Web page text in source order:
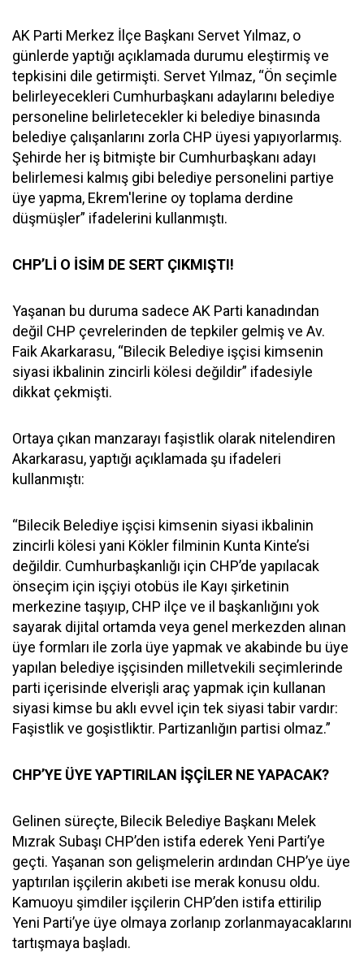
AK Parti Merkez İlçe Başkanı Servet Yılmaz, o
günlerde yaptığı açıklamada durumu eleştirmiş ve
tepkisini dile getirmişti. Servet Yılmaz, “Ön seçimle
belirleyecekleri Cumhurbaşkanı adaylarını belediye
personeline belirletecekler ki belediye binasında
belediye çalışanlarını zorla CHP üyesi yapıyorlarmış.
Şehirde her iş bitmişte bir Cumhurbaşkanı adayı
belirlemesi kalmış gibi belediye personelini partiye
üye yapma, Ekrem'lerine oy toplama derdine
düşmüşler” ifadelerini kullanmıştı.
CHP’Lİ O İSİM DE SERT ÇIKMIŞTI!
Yaşanan bu duruma sadece AK Parti kanadından
değil CHP çevrelerinden de tepkiler gelmiş ve Av.
Faik Akarkarasu, “Bilecik Belediye işçisi kimsenin
siyasi ikbalinin zincirli kölesi değildir” ifadesiyle
dikkat çekmişti.
Ortaya çıkan manzarayı faşistlik olarak nitelendiren
Akarkarasu, yaptığı açıklamada şu ifadeleri
kullanmıştı:
“Bilecik Belediye işçisi kimsenin siyasi ikbalinin
zincirli kölesi yani Kökler filminin Kunta Kinte’si
değildir. Cumhurbaşkanlığı için CHP’de yapılacak
önseçim için işçiyi otobüs ile Kayı şirketinin
merkezine taşıyıp, CHP ilçe ve il başkanlığını yok
sayarak dijital ortamda veya genel merkezden alınan
üye formları ile zorla üye yapmak ve akabinde bu üye
yapılan belediye işçisinden milletvekili seçimlerinde
parti içerisinde elverişli araç yapmak için kullanan
siyasi kimse bu aklı evvel için tek siyasi tabir vardır:
Faşistlik ve goşistliktir. Partizanlığın partisi olmaz.”
CHP’YE ÜYE YAPTIRILAN İŞÇİLER NE YAPACAK?
Gelinen süreçte, Bilecik Belediye Başkanı Melek
Mızrak Subaşı CHP’den istifa ederek Yeni Parti’ye
geçti. Yaşanan son gelişmelerin ardından CHP’ye üye
yaptırılan işçilerin akıbeti ise merak konusu oldu.
Kamuoyu şimdiler işçilerin CHP’den istifa ettirilip
Yeni Parti’ye üye olmaya zorlanıp zorlanmayacaklarını
tartışmaya başladı.